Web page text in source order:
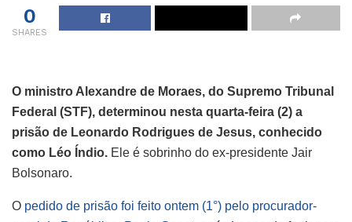
0
SHARES
O ministro Alexandre de Moraes, do Supremo Tribunal
Federal (STF), determinou nesta quarta-feira (2) a
prisão de Leonardo Rodrigues de Jesus, conhecido
como Léo Índio. Ele é sobrinho do ex-presidente Jair
Bolsonaro.
O pedido de prisão foi feito ontem (1°) pelo procurador-